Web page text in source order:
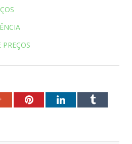
Google+PinterestLinkedInTumblr